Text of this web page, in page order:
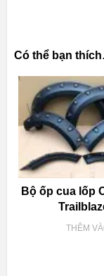
Có thể bạn
Bộ ốp cua lốp
THÊM